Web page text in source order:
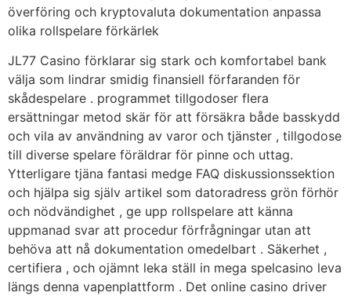
överföring och kryptovaluta dokumentation anpassa
olika rollspelare förkärlek
JL77 Casino förklarar sig stark och komfortabel bank
välja som lindrar smidig finansiell förfaranden för
skådespelare . programmet tillgodoser flera
ersättningar metod skär för att försäkra både basskydd
och vila av användning av varor och tjänster , tillgodose
till diverse spelare föräldrar för pinne och uttag.
Ytterligare tjäna fantasi medge FAQ diskussionssektion
och hjälpa sig själv artikel som datoradress grön förhör
och nödvändighet , ge upp rollspelare att känna
uppmanad svar att procedur förfrågningar utan att
behöva att nå dokumentation omedelbart . Säkerhet ,
certifiera , och ojämnt leka ställ in mega spelcasino leva
längs denna vapenplattform . Det online casino driver